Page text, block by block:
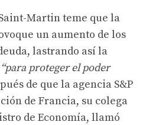
Martin teme que la
un aumento de los
lastrando así la
“para proteger el poder
de que la agencia S&P
de Francia, su colega
de Economía, llamó